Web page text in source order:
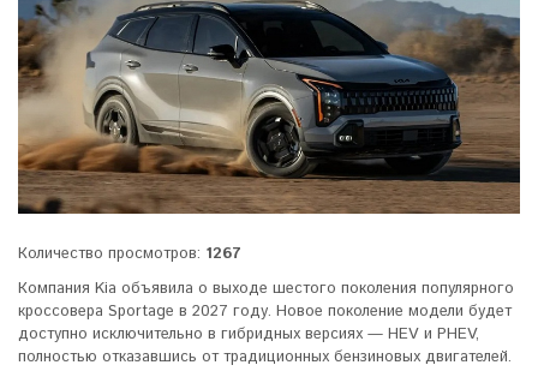
Количество просмотров: 1267
Компания Kia объявила о выходе шестого поколения популярного
кроссовера Sportage в 2027 году. Новое поколение модели будет
доступно исключительно в гибридных версиях — HEV и PHEV,
полностью отказавшись от традиционных бензиновых двигателей.